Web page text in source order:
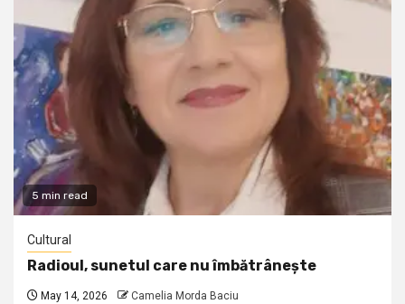
5 min read
Cultural
Radioul, sunetul care nu îmbătrânește
May 14, 2026 Camelia Morda Baciu